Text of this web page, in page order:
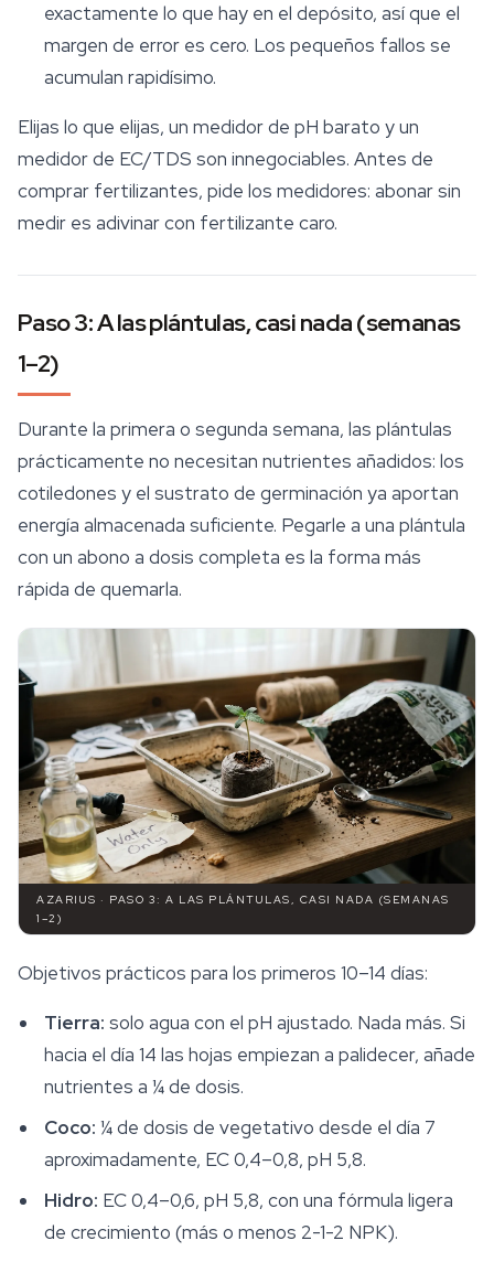
exactamente lo que hay en el depósito, así que el
margen de error es cero. Los pequeños fallos se
acumulan rapidísimo.
Elijas lo que elijas, un medidor de pH barato y un
medidor de EC/TDS son innegociables. Antes de
comprar fertilizantes, pide los medidores: abonar sin
medir es adivinar con fertilizante caro.
Paso 3: A las plántulas, casi nada (semanas
1–2)
Durante la primera o segunda semana, las plántulas
prácticamente no necesitan nutrientes añadidos: los
cotiledones y el sustrato de germinación ya aportan
energía almacenada suficiente. Pegarle a una plántula
con un abono a dosis completa es la forma más
rápida de quemarla.
AZARIUS · PASO 3: A LAS PLÁNTULAS, CASI NADA (SEMANAS
1–2)
Objetivos prácticos para los primeros 10–14 días:
Tierra: solo agua con el pH ajustado. Nada más. Si
hacia el día 14 las hojas empiezan a palidecer, añade
nutrientes a ¼ de dosis.
Coco: ¼ de dosis de vegetativo desde el día 7
aproximadamente, EC 0,4–0,8, pH 5,8.
Hidro: EC 0,4–0,6, pH 5,8, con una fórmula ligera
de crecimiento (más o menos 2-1-2 NPK).